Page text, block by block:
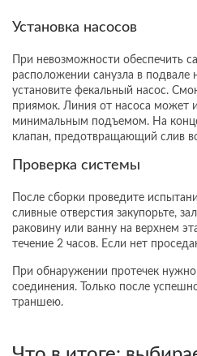
Установка насосов
При невозможности обеспечить
расположении санузла в
установите фекальный насос.
приямок. Линия от насоса может
минимальным подъемом. На
клапан, предотвращающий слив
Проверка системы
После сборки проведите
сливные отверстия закупорьте,
раковину или ванну на верхнем
течение 2 часов. Если нет
При обнаружении протечек
соединения. Только после
траншею.